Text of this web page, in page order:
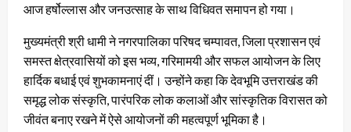
आज हर्षोल्लास और जनउत्साह के साथ विधिवत समापन हो गया।
मुख्यमंत्री श्री धामी ने नगरपालिका परिषद चम्पावत, जिला प्रशासन एवं
समस्त क्षेत्रवासियों को इस भव्य, गरिमामयी और सफल आयोजन के लिए
हार्दिक बधाई एवं शुभकामनाएं दीं। उन्होंने कहा कि देवभूमि उत्तराखंड की
समृद्ध लोक संस्कृति, पारंपरिक लोक कलाओं और सांस्कृतिक विरासत को
जीवंत बनाए रखने में ऐसे आयोजनों की महत्वपूर्ण भूमिका है।